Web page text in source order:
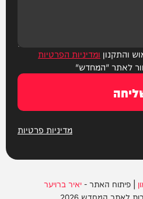
והתקנון ומדיניות הפרטיות
לאתר "המחדש"
מדיניות פרטיות
| פיתוח האתר -יאיר ברויער